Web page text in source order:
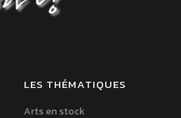
LES THÉMATIQUES
Arts en stock